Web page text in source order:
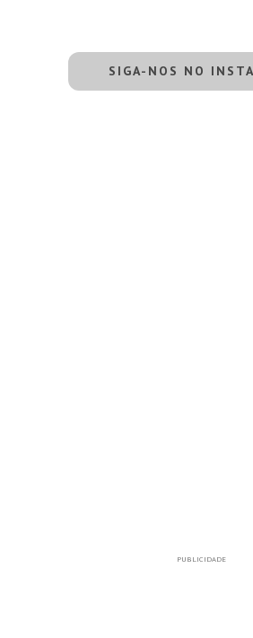
SIGA-NOS NO
PUBLICIDADE